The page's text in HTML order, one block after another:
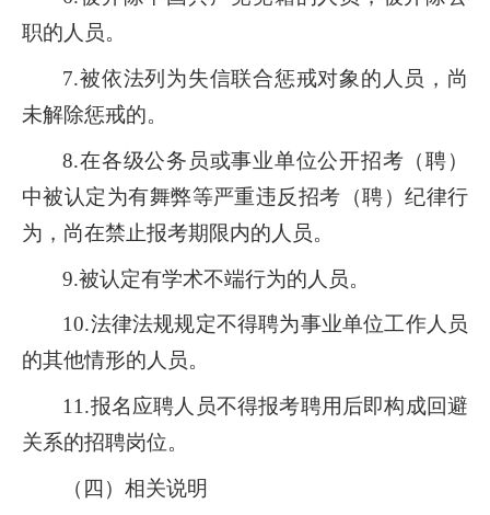
职的人员。
7.被依法列为失信联合惩戒对象的人员，尚
未解除惩戒的。
8.在各级公务员或事业单位公开招考（聘）
中被认定为有舞弊等严重违反招考（聘）纪律行
为，尚在禁止报考期限内的人员。
9.被认定有学术不端行为的人员。
10.法律法规规定不得聘为事业单位工作人员
的其他情形的人员。
11.报名应聘人员不得报考聘用后即构成回避
关系的招聘岗位。
（四）相关说明